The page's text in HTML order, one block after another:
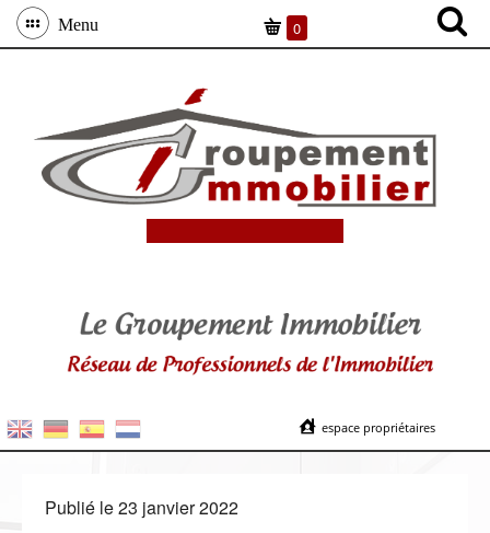
Menu 0
espace propriétaires
Publié le23 janvier 2022